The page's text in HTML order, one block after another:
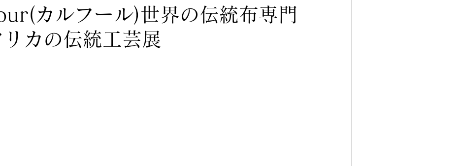
カルフール)世界の伝統布専門
カの伝統工芸展